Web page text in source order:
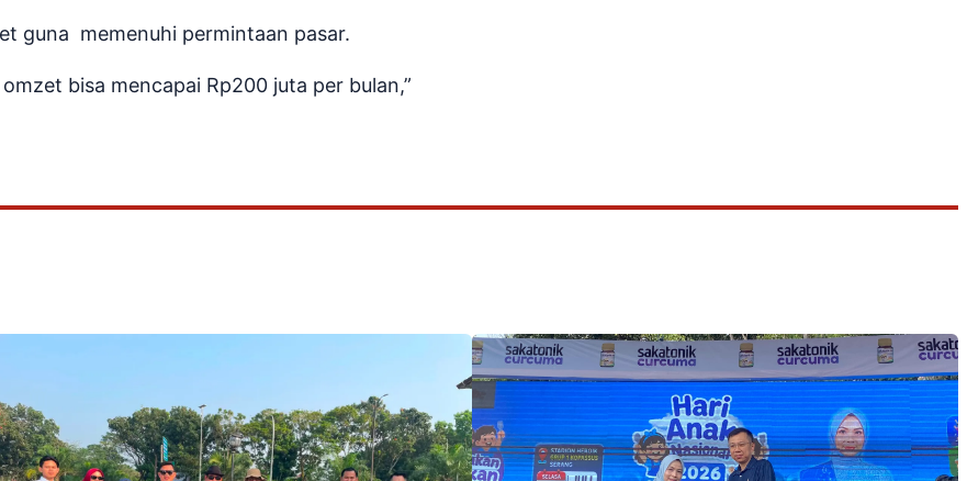
guna memenuhi permintaan pasar.
bisa mencapai Rp200 juta per bulan,”